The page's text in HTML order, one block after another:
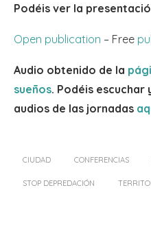
Podéis ver la
Open publication – Free
Audio obtenido de la
sueños. Podéis
audios de las jornadas
CIUDAD CONFERENCIAS
STOP DEPREDACIÓN